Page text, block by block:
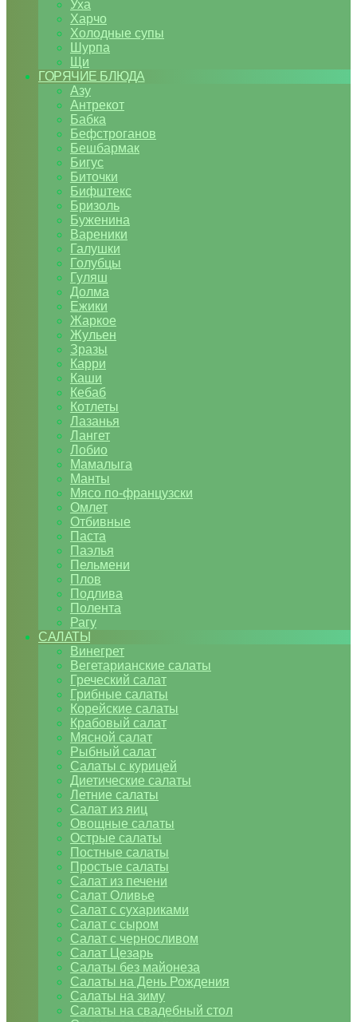
Уха
Харчо
Холодные супы
Шурпа
Щи
ГОРЯЧИЕ БЛЮДА
Азу
Антрекот
Бабка
Бефстроганов
Бешбармак
Бигус
Биточки
Бифштекс
Бризоль
Буженина
Вареники
Галушки
Голубцы
Гуляш
Долма
Ежики
Жаркое
Жульен
Зразы
Карри
Каши
Кебаб
Котлеты
Лазанья
Лангет
Лобио
Мамалыга
Манты
Мясо по-французски
Омлет
Отбивные
Паста
Паэлья
Пельмени
Плов
Подлива
Полента
Рагу
САЛАТЫ
Винегрет
Вегетарианские салаты
Греческий салат
Грибные салаты
Корейские салаты
Крабовый салат
Мясной салат
Рыбный салат
Салаты с курицей
Диетические салаты
Летние салаты
Салат из яиц
Овощные салаты
Острые салаты
Постные салаты
Простые салаты
Салат из печени
Салат Оливье
Салат с сухариками
Салат с сыром
Салат с черносливом
Салат Цезарь
Салаты без майонеза
Салаты на День Рождения
Салаты на зиму
Салаты на свадебный стол